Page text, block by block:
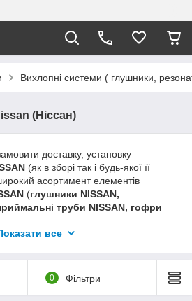
Вихлопні системи ( глушники,
(Ніссан)
доставку, установку
(як в зборі так і будь-якої її
асортимент елементів
(глушники NISSAN,
труби NISSAN, гофри
з алюминизированой
варіант, виходячи зі
Якщо ви шукаєте більш дешевий
його на сайті - телефонуйте, і ми в
все
0 Фільтри